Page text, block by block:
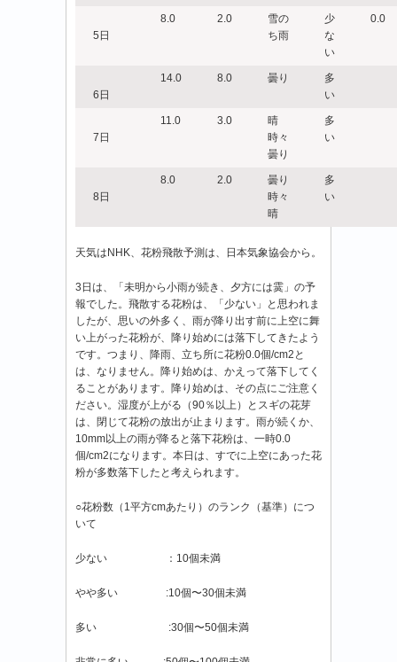
5日
8.0 2.0
雪の
ち雨
少
な
い
0.0
6日
14.0 8.0 曇り
多
い
7日
11.0 3.0
晴
時々
曇り
多
い
8日
8.0 2.0
曇り
時々
晴
多
い
天気はNHK、花粉飛散予測は、日本気象協会から。
3日は、「未明から小雨が続き、夕方には霙」の予
報でした。飛散する花粉は、「少ない」と思われま
したが、思いの外多く、雨が降り出す前に上空に舞
い上がった花粉が、降り始めには落下してきたよう
です。つまり、降雨、立ち所に花粉0.0個/cm2と
は、なりません。降り始めは、かえって落下してく
ることがあります。降り始めは、その点にご注意く
ださい。湿度が上がる（90％以上）とスギの花芽
は、閉じて花粉の放出が止まります。雨が続くか、
10mm以上の雨が降ると落下花粉は、一時0.0
個/cm2になります。本日は、すでに上空にあった花
粉が多数落下したと考えられます。
○花粉数（1平方cmあたり）のランク（基準）につ
いて
少ない ：10個未満
やや多い :10個〜30個未満
多い :30個〜50個未満